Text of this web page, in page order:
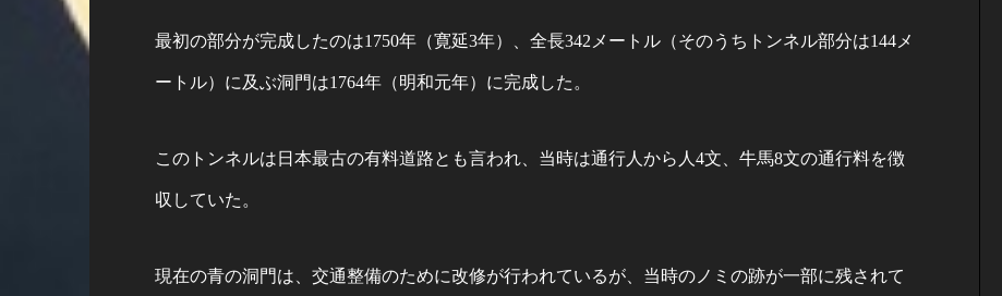
最初の部分が完成したのは1750年（寛延3年）、全長342メートル（そのうちトンネル部分は144メ
ートル）に及ぶ洞門は1764年（明和元年）に完成した。
このトンネルは日本最古の有料道路とも言われ、当時は通行人から人4文、牛馬8文の通行料を徴
収していた。
現在の青の洞門は、交通整備のために改修が行われているが、当時のノミの跡が一部に残されて